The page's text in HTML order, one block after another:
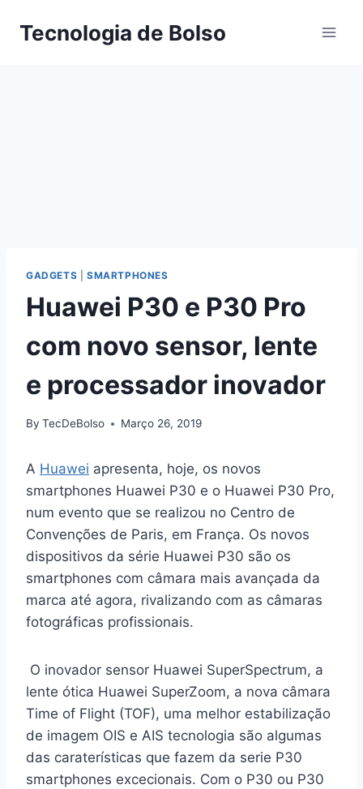
Tecnologia de Bolso
GADGETS SMARTPHONES
Huawei P30 e P30 Pro
com novo sensor, lente
e processador inovador
By TecDeBolso Março 26, 2019
A Huawei apresenta, hoje, os novos
smartphones Huawei P30 e o Huawei P30 Pro,
num evento que se realizou no Centro de
Convenções de Paris, em França. Os novos
dispositivos da série Huawei P30 são os
smartphones com câmara mais avançada da
marca até agora, rivalizando com as câmaras
fotográficas profissionais.
O inovador sensor Huawei SuperSpectrum, a
lente ótica Huawei SuperZoom, a nova câmara
Time of Flight (TOF), uma melhor estabilização
de imagem OIS e AIS tecnologia são algumas
das caraterísticas que fazem da serie P30
smartphones excecionais. Com o P30 ou P30